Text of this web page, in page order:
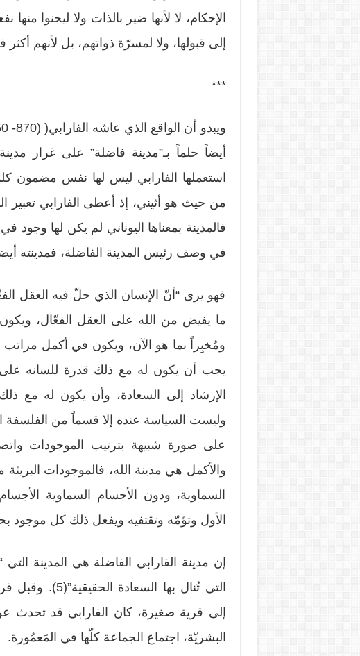
الإحكام، لا لأنها ضير بالذات ولا ليجنوا
إلى قبولها، ولا لمسرّة ذواتهم، بل لأنهم
***
أيضاً حلماً بـ”مدينة فاضلة” على غرار
من حيث هو أثيني، إذ أعطى الفارابي تعبير
فالمدينة بمعناها اليوناني لم يكن لها وجود في
في وصف رئيس المدينة الفاضلة، فمدينته
فهو يرى “أنّ الإنسان الذي حلّ فيه العقل
ما يفيض من الله على العقل الفعّال، ويكون
ومُخبِراً بما هو الآن، ويكون في أكمل مراتب
يجب أن يكون له مع ذلك قدرة للسانه
وليست السياسة عنده إلا قسماً من الفلسفة
على صورة شبيهة بترتيب الموجودات
والأكمل هي مدينة الله، فالموجودات
السماوية، ودون الأجسام السماوية
الأول وتؤمّه وتقتفيه ويفعل ذلك كل موجود
إن مدينة الفارابي الفاضلة هي المدينة التي
التي تُنال بها
إلى قرية صغيرة، كان الفارابي قد تحدث
البشريّة، اجتماع الجماعة كلّها في المَعمُورة.